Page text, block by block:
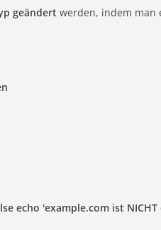
geändert werden, indem man
echo 'example.com ist